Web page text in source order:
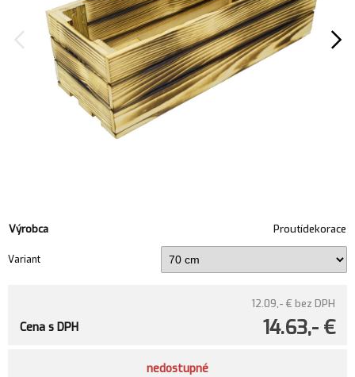
Výrobca Proutídekorace
Variant
12.09,- € bez DPH
14.63,- €
Cena s DPH
nedostupné